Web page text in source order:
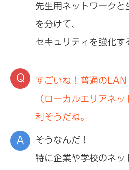
先生用ネットワークと
を分けて、
セキュリティを強化す
すごいね！普通のLAN
（ローカルエリアネ
利そうだね。
そうなんだ！
特に企業や学校のネッ